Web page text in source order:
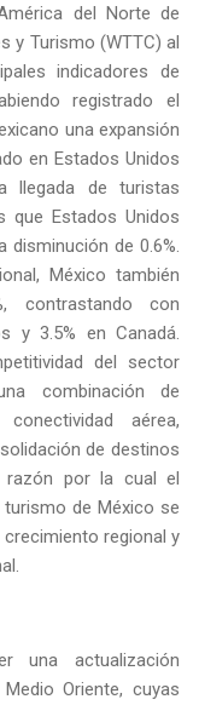
del Norte de
y Turismo (WTTC) al
indicadores de
registrado el
una expansión
en Estados Unidos
llegada de turistas
que Estados Unidos
de 0.6%.
México también
contrastando con
y 3.5% en Canadá.
del sector
combinación de
aérea,
de destinos
razón por la cual el
de México se
regional y
una actualización
Oriente, cuyas